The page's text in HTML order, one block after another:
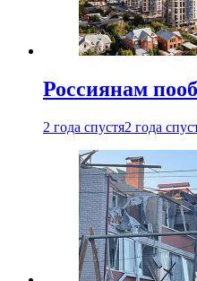
Россиянам
2 года спустя2 года